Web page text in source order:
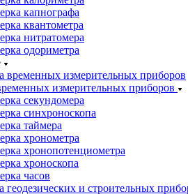
капнографа
квантометра
нитратомера
одориметра
измерительных приборов
секундомера
синхроноскопа
таймера
хронометра
хронопотенциометра
хроноскопа
часов